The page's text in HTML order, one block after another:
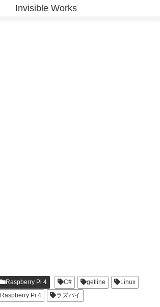
Invisible Works
Raspberry Pi 4 C# getline
Linux
Raspberry Pi 4 ラズパイ